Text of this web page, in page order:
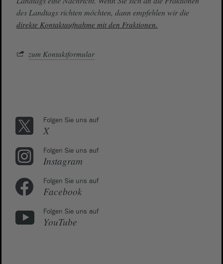
des Landtags richten möchten, dann empfehlen wir die
direkte Kontaktaufnahme mit den Fraktionen.
zum Kontaktformular
Folgen Sie uns auf
X
Folgen Sie uns auf
Instagram
Folgen Sie uns auf
Facebook
Folgen Sie uns auf
YouTube